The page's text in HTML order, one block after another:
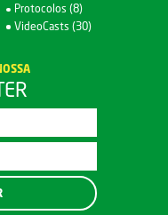
Protocolos (8)
VideoCasts (30)